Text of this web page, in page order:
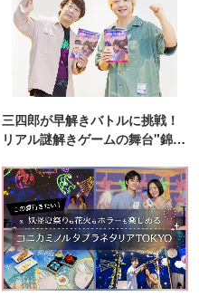
三四郎が早解きバトルに挑戦！
リアル謎解きゲームの舞台"錦糸